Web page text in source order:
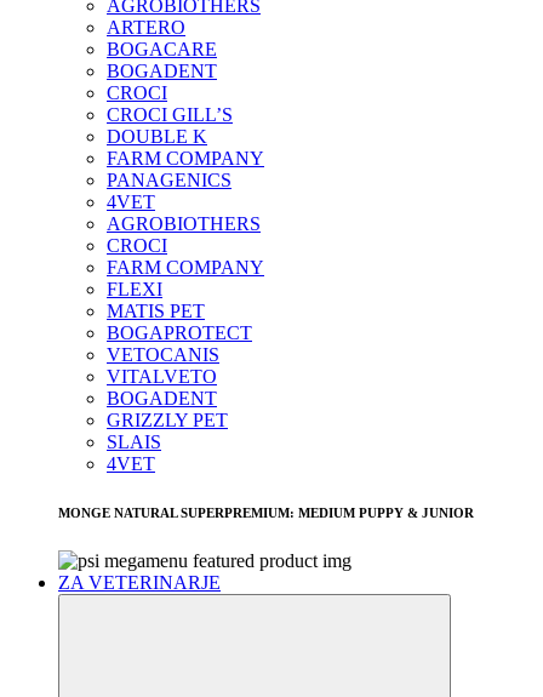
AGROBIOTHERS
ARTERO
BOGACARE
BOGADENT
CROCI
CROCI GILL’S
DOUBLE K
FARM COMPANY
PANAGENICS
4VET
AGROBIOTHERS
CROCI
FARM COMPANY
FLEXI
MATIS PET
BOGAPROTECT
VETOCANIS
VITALVETO
BOGADENT
GRIZZLY PET
SLAIS
4VET
MONGE NATURAL SUPERPREMIUM: MEDIUM PUPPY & JUNIOR
ZA VETERINARJE